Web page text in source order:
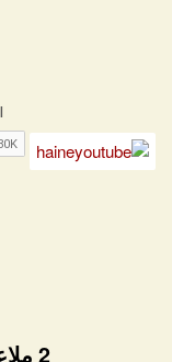
2 ملاعق كبيرة عصير برتقال